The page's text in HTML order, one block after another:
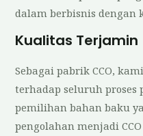
dalam berbisnis dengan
Kualitas Terjamin
Sebagai pabrik CCO,
terhadap seluruh
pemilihan bahan baku
pengolahan menjadi